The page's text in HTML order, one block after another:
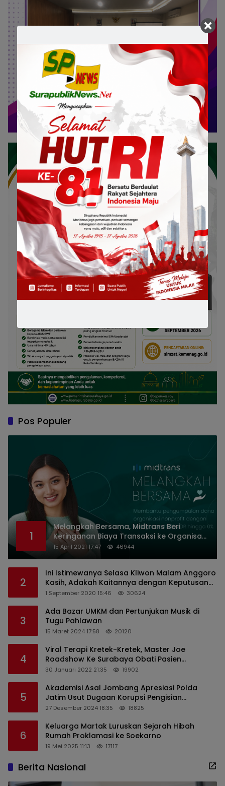
Pos Populer
1
Melangkah Bersama, Midtrans Beri
Keringanan Biaya Transaksi ke Organisasi
Nirlaba Indonesia
15 April 2021 17:47 46944
2
Ini Istimewanya Selasa Kliwon Malam Anggoro
Kasih, Adakah Kaitannya dengan Keputusan
PDIP?
1 September 2020 15:46 30624
3
Ada Bazar UMKM dan Pertunjukan Musik di
Tugu Pahlawan
15 Maret 2024 17:58 20120
4
Viral Terapi Kretek-Kretek, Master Joe
Roadshow Ke Surabaya Obati Pasien
Sekaligus Edukasi Masyarakat
30 Januari 2022 21:35 19902
5
Akademisi Asal Jombang Apresiasi Polda
Jatim Usut Dugaan Korupsi Pengisian
Perangkat Desa di Kediri
27 Desember 2024 18:35 18825
6
Keluarga Martak Luruskan Sejarah Hibah
Rumah Proklamasi ke Soekarno
19 Mei 2025 11:13 17117
Berita Nasional